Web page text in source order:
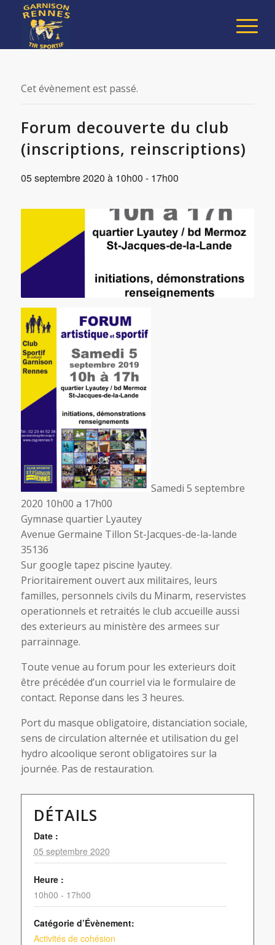
Cet évènement est passé.
Forum decouverte du club
(inscriptions, reinscriptions)
05 septembre 2020 à 10h00 - 17h00
Samedi 5 septembre
2020 10h00 a 17h00
Gymnase quartier Lyautey
Avenue Germaine Tillon St-Jacques-de-la-lande
35136
Sur google tapez piscine lyautey.
Prioritairement ouvert aux militaires, leurs
familles, personnels civils du Minarm, reservistes
operationnels et retraités le club accueille aussi
des exterieurs au ministère des armees sur
parrainnage.
Toute venue au forum pour les exterieurs doit
être précédée d’un courriel via le formulaire de
contact. Reponse dans les 3 heures.
Port du masque obligatoire, distanciation sociale,
sens de circulation alternée et utilisation du gel
hydro alcoolique seront obligatoires sur la
journée. Pas de restauration.
DÉTAILS
Date :
05 septembre 2020
Heure :
10h00 - 17h00
Catégorie d’Évènement:
Activités de cohésion